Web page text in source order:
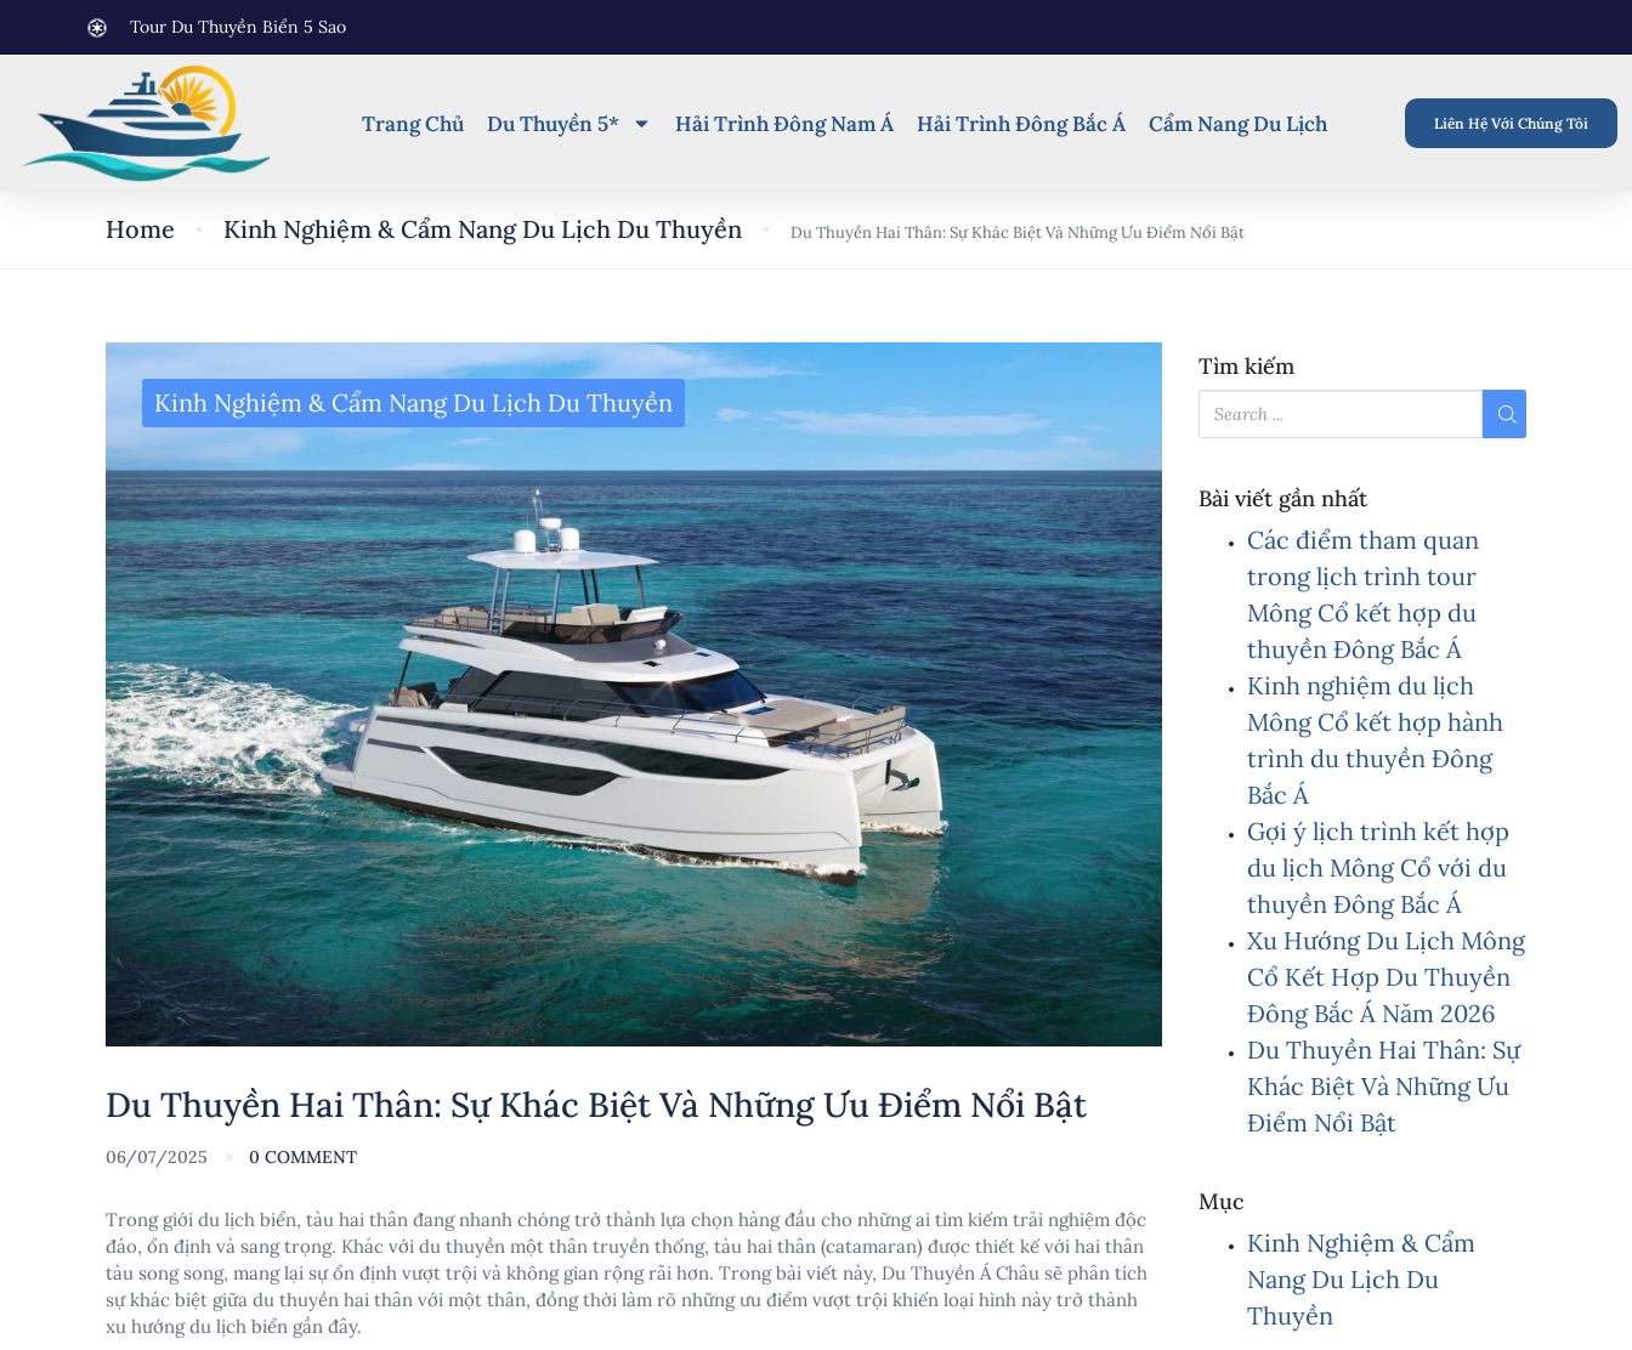
Tour Du Thuyền Biển 5 Sao
Trang Chủ Du Thuyền 5* Hải Trình Đông Nam Á Hải Trình Đông Bắc Á Cẩm Nang Du Lịch Liên Hệ Với Chúng Tôi
Home Kinh Nghiệm & Cẩm Nang Du Lịch Du Thuyền Du Thuyền Hai Thân: Sự Khác Biệt Và Những Ưu Điểm Nổi Bật
Kinh Nghiệm & Cẩm Nang Du Lịch Du Thuyền
Du Thuyền Hai Thân: Sự Khác Biệt Và Những Ưu Điểm Nổi Bật
06/07/2025 0 COMMENT
Trong giới du lịch biển, tàu hai thân đang nhanh chóng trở thành lựa chọn hàng đầu cho những ai tìm kiếm trải nghiệm độc
đáo, ổn định và sang trọng. Khác với du thuyền một thân truyền thống, tàu hai thân (catamaran) được thiết kế với hai thân
tàu song song, mang lại sự ổn định vượt trội và không gian rộng rãi hơn. Trong bài viết này, Du Thuyền Á Châu sẽ phân tích
sự khác biệt giữa du thuyền hai thân với một thân, đồng thời làm rõ những ưu điểm vượt trội khiến loại hình này trở thành
xu hướng du lịch biển gần đây.
Tìm kiếm
Bài viết gần nhất
Các điểm tham quan
trong lịch trình tour
Mông Cổ kết hợp du
thuyền Đông Bắc Á
Kinh nghiệm du lịch
Mông Cổ kết hợp hành
trình du thuyền Đông
Bắc Á
Gợi ý lịch trình kết hợp
du lịch Mông Cổ với du
thuyền Đông Bắc Á
Xu Hướng Du Lịch Mông
Cổ Kết Hợp Du Thuyền
Đông Bắc Á Năm 2026
Du Thuyền Hai Thân: Sự
Khác Biệt Và Những Ưu
Điểm Nổi Bật
Mục
Kinh Nghiệm & Cẩm
Nang Du Lịch Du
Thuyền